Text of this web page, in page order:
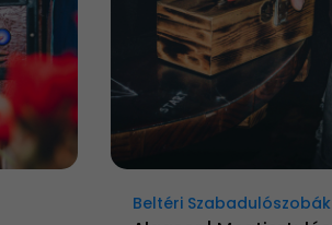
Beltéri Szabadulószobák